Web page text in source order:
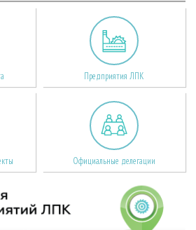
Предприятия ЛПК
Официальные делегации